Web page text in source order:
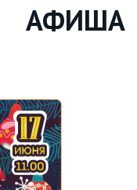
АФИША